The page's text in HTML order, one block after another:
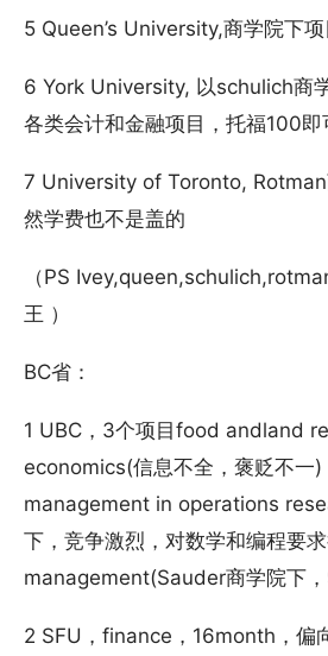
5 Queen’s University,商学院下
6 York University, 以schulich商
各类会计和金融项目，托福100
7 University of Toronto, Rotman
然学费也不是盖的
（PS
王 ）
BC省：
1 UBC，3个项目food andland
economics(信息不全，褒贬不一
management in operations
下，竞争激烈，对数学和编程要
management(Sauder商学院下
2 SFU，finance，16month，偏